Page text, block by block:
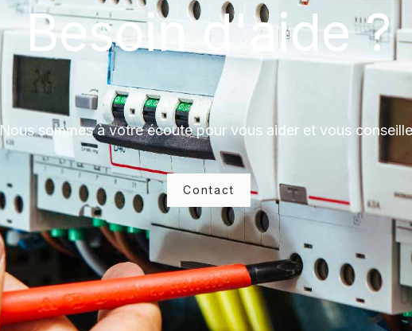
Besoin d'aide ?
Nous sommes à votre écoute pour vous aider et vous
Contact